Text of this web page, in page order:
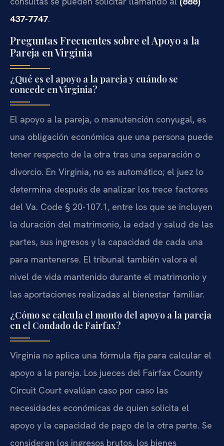
437-7747.
Preguntas Frecuentes sobre el Apoyo a la
Pareja en Virginia
¿Qué es el apoyo a la pareja y cuándo se
concede en Virginia?
El apoyo a la pareja, o manutención conyugal, es
una obligación económica que una persona puede
tener respecto de la otra tras una separación o
divorcio. En Virginia, no es automático; el juez lo
determina después de analizar los trece factores
del Va. Code § 20-107.1, entre los que se incluyen
la duración del matrimonio, la edad y salud de las
partes, sus ingresos y la capacidad de cada una
para mantenerse. El tribunal también valora el
nivel de vida mantenido durante el matrimonio y
las aportaciones realizadas al bienestar familiar.
¿Cómo se calcula el monto del apoyo a la pareja
en el Condado de Fairfax?
Virginia no aplica una fórmula fija para calcular el
apoyo a la pareja. Los jueces del Fairfax County
Circuit Court evalúan caso por caso las
necesidades económicas de quien solicita el
apoyo y la capacidad de pago de la otra parte. Se
consideran los ingresos brutos, los bienes